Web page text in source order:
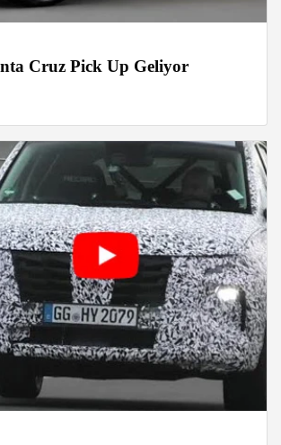
Cruz Pick Up Geliyor